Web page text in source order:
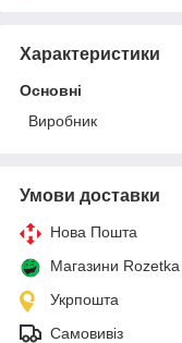
Характеристики
Основні
Виробник
Умови доставки
Нова Пошта
Магазини Rozetka
Укрпошта
Самовивіз